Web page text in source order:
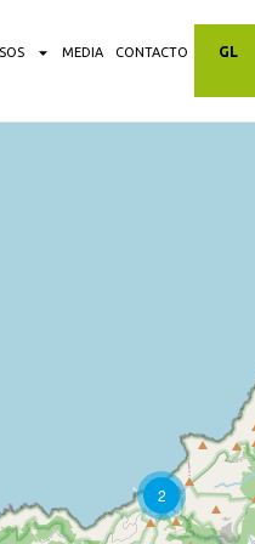
SOS MEDIA CONTACTO GL
2